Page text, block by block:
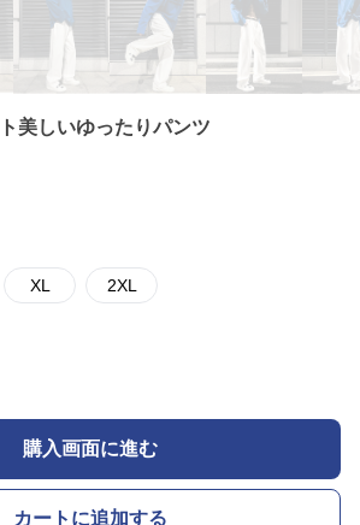
美しいゆったりパンツ
XL 2XL
購入画面に進む
カートに追加する